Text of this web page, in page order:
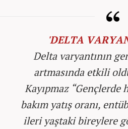
'DELTA
Delta varyantının
artmasında etkili
Kayıpmaz “Gençlerde
bakım yatış oranı,
ileri yaştaki bireylere